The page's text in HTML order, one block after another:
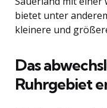
bietet unter
kleinere und
Das
Ruhrgebiet